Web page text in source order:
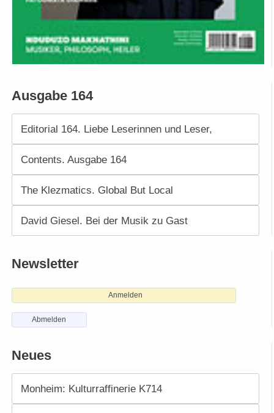
Ausgabe 164
Editorial 164. Liebe Leserinnen und Leser,
Contents. Ausgabe 164
The Klezmatics. Global But Local
David Giesel. Bei der Musik zu Gast
Newsletter
Anmelden
Abmelden
Neues
Monheim: Kulturraffinerie K714